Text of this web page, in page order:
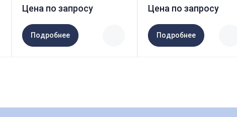
Цена по запросу
Подробнее
Цена по запросу
Подробнее